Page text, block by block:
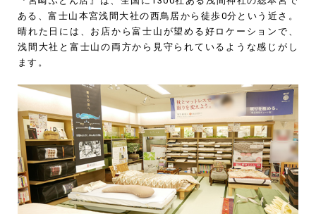
ある、富士山本宮浅間大社の西鳥居から徒歩0分という近さ。
晴れた日には、お店から富士山が望める好ロケーションで、
浅間大社と富士山の両方から見守られているような感じがし
ます。